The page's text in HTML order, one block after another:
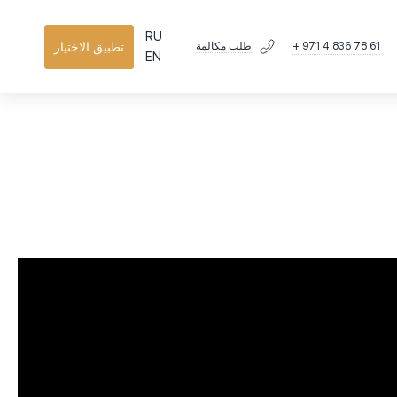
+ 971 4 836 78 61 طلب مكالمة تطبيق الاختيار
RU
EN